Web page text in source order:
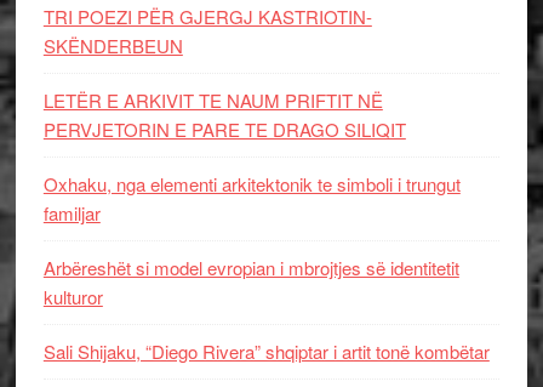
TRI POEZI PËR GJERGJ KASTRIOTIN-
SKËNDERBEUN
LETËR E ARKIVIT TE NAUM PRIFTIT NË
PERVJETORIN E PARE TE DRAGO SILIQIT
Oxhaku, nga elementi arkitektonik te simboli i trungut
familjar
Arbëreshët si model evropian i mbrojtjes së identitetit
kulturor
Sali Shijaku, “Diego Rivera” shqiptar i artit tonë kombëtar